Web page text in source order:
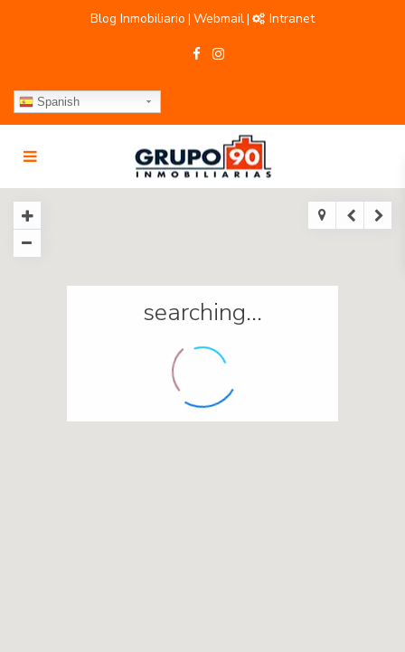
Blog Inmobiliario | Webmail| Intranet
Spanish
searching...